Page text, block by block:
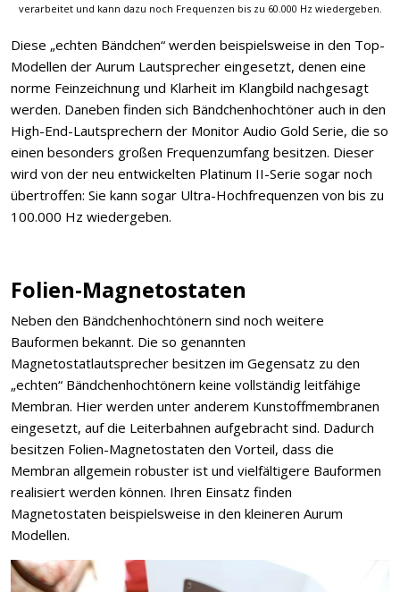
verarbeitet und kann dazu noch Frequenzen bis zu 60.000 Hz wiedergeben.
Diese „echten Bändchen“ werden beispielsweise in den Top-
Modellen der Aurum Lautsprecher eingesetzt, denen eine
norme Feinzeichnung und Klarheit im Klangbild nachgesagt
werden. Daneben finden sich Bändchenhochtöner auch in den
High-End-Lautsprechern der Monitor Audio Gold Serie, die so
einen besonders großen Frequenzumfang besitzen. Dieser
wird von der neu entwickelten Platinum II-Serie sogar noch
übertroffen: Sie kann sogar Ultra-Hochfrequenzen von bis zu
100.000 Hz wiedergeben.
Folien-Magnetostaten
Neben den Bändchenhochtönern sind noch weitere
Bauformen bekannt. Die so genannten
Magnetostatlautsprecher besitzen im Gegensatz zu den
„echten“ Bändchenhochtönern keine vollständig leitfähige
Membran. Hier werden unter anderem Kunstoffmembranen
eingesetzt, auf die Leiterbahnen aufgebracht sind. Dadurch
besitzen Folien-Magnetostaten den Vorteil, dass die
Membran allgemein robuster ist und vielfältigere Bauformen
realisiert werden können. Ihren Einsatz finden
Magnetostaten beispielsweise in den kleineren Aurum
Modellen.